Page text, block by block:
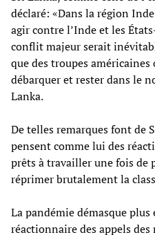
déclaré: «Dans la région
agir contre l’Inde et les
conflit majeur serait
que des troupes
débarquer et rester dans le
Lanka.
De telles remarques font de
pensent comme lui des
prêts à travailler une fois de
réprimer brutalement la
La pandémie démasque plus
réactionnaire des appels